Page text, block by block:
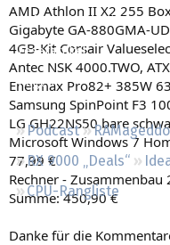
Neueste Aktivitäten
Leserartikel
Regeln
Podcast
RX 9000 „Deals“
CPU-Rangliste
AMD Athlon II X2 255
Gigabyte GA-880GMA-
4GB-Kit Corsair
Antec NSK 4000.TWO,
Enermax Pro82+ 385W
Samsung SpinPoint F3
LG GH22NS50 bare
Microsoft Windows 7
77,99 €
Rechner - Zusammenbau
Summe: 450,90 €
Danke für die